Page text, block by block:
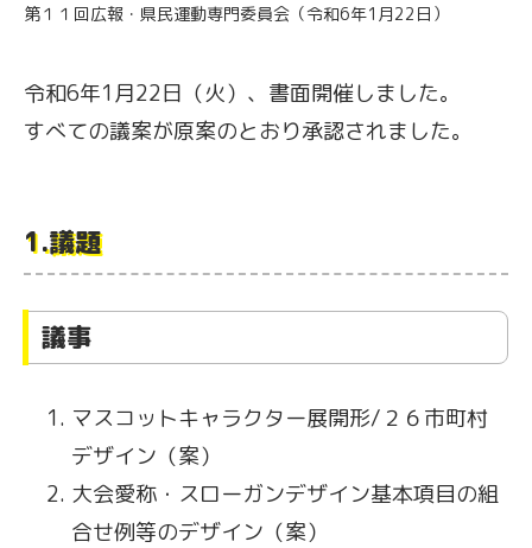
第１１回広報・県民運動専門委員会（令和6年1月22日）
令和6年1月22日（火）、書面開催しました。
すべての議案が原案のとおり承認されました。
1.議題
議事
マスコットキャラクター展開形/２６市町村
デザイン（案）
大会愛称・スローガンデザイン基本項目の組
合せ例等のデザイン（案）